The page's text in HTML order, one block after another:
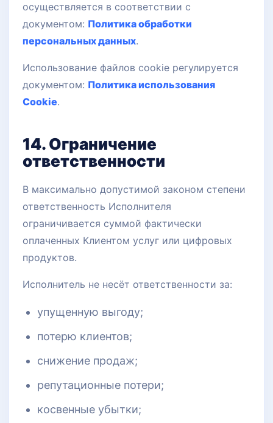
осуществляется в соответствии с
документом: Политика обработки
персональных данных.
Использование файлов cookie регулируется
документом: Политика использования
Cookie.
14. Ограничение
ответственности
В максимально допустимой законом степени
ответственность Исполнителя
ограничивается суммой фактически
оплаченных Клиентом услуг или цифровых
продуктов.
Исполнитель не несёт ответственности за:
упущенную выгоду;
потерю клиентов;
снижение продаж;
репутационные потери;
косвенные убытки;